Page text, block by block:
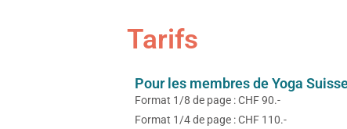
Tarifs
Pour les membres de Yoga
Format 1/8 de page : CHF 90.-
Format 1/4 de page : CHF 110.-